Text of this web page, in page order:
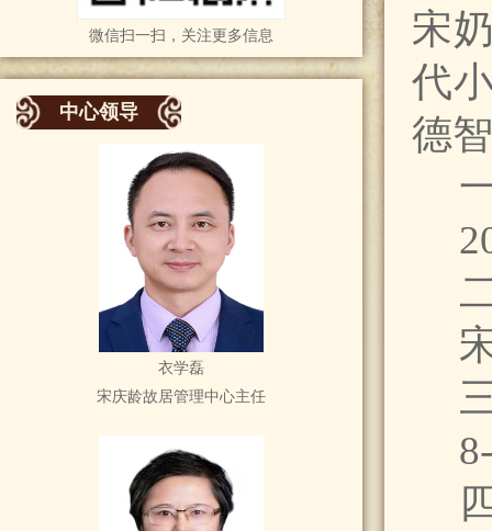
微信扫一扫，关注更多信息
中心领导
衣学磊
宋庆龄故居管理中心主任
宋
代
德